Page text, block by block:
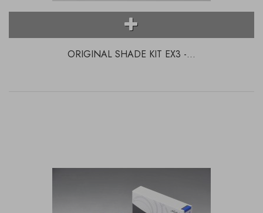
ORIGINAL SHADE KIT EX3 -...